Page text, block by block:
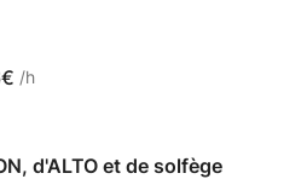
accompagnement piano!
/h
d'ALTO et de solfège